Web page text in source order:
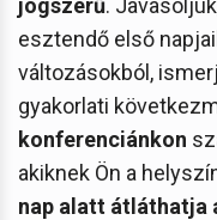
esztendő első
változásokból,
gyakorlati
konferenciánkon
akiknek Ön a
nap alatt átláthatja